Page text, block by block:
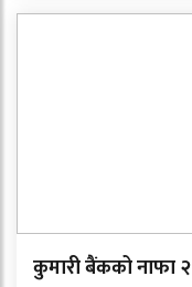
कुमारी बैंकको नाफा